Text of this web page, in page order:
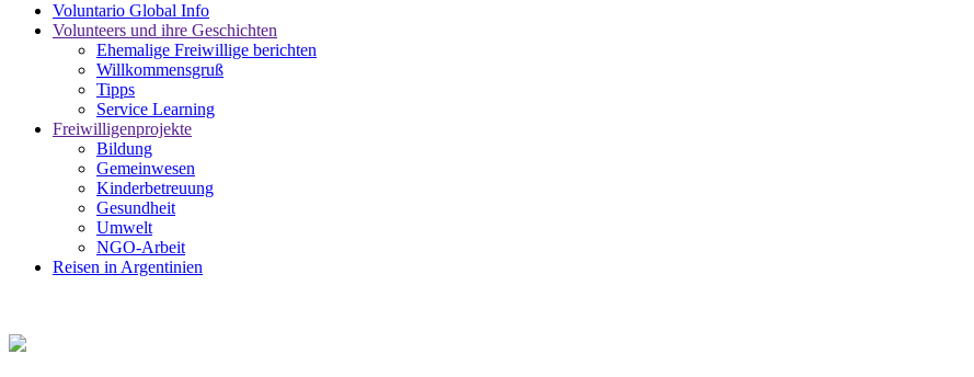
Voluntario Global Info
Volunteers und ihre Geschichten
Ehemalige Freiwillige berichten
Willkommensgruß
Tipps
Service Learning
Freiwilligenprojekte
Bildung
Gemeinwesen
Kinderbetreuung
Gesundheit
Umwelt
NGO-Arbeit
Reisen in Argentinien